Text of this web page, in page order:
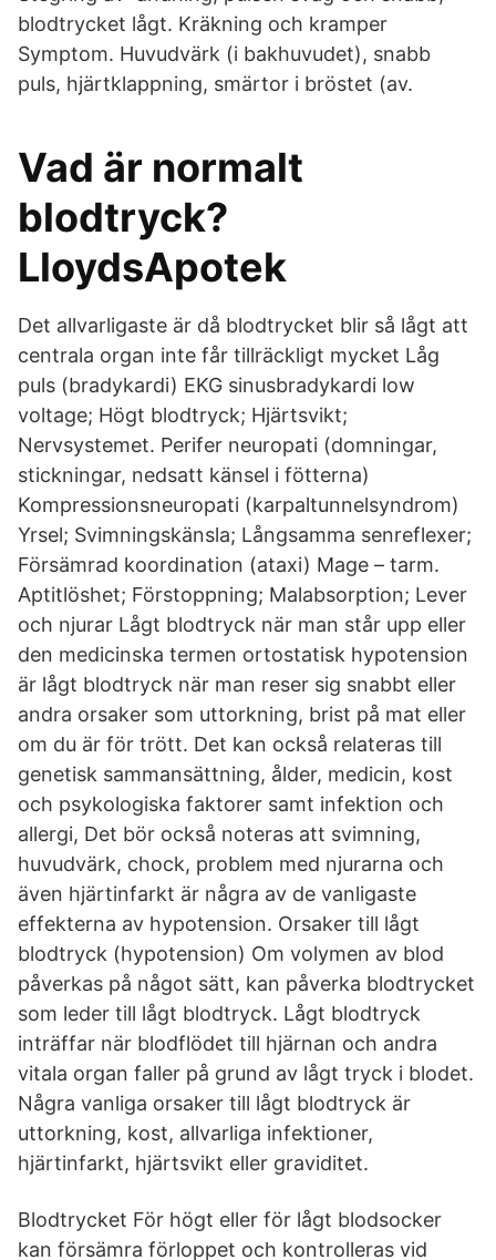
blodtrycket lågt. Kräkning och kramper
Symptom. Huvudvärk (i bakhuvudet), snabb
puls, hjärtklappning, smärtor i bröstet (av.
Vad är normalt
blodtryck?
LloydsApotek
Det allvarligaste är då blodtrycket blir så lågt att
centrala organ inte får tillräckligt mycket Låg
puls (bradykardi) EKG sinusbradykardi low
voltage; Högt blodtryck; Hjärtsvikt;
Nervsystemet. Perifer neuropati (domningar,
stickningar, nedsatt känsel i fötterna)
Kompressionsneuropati (karpaltunnelsyndrom)
Yrsel; Svimningskänsla; Långsamma senreflexer;
Försämrad koordination (ataxi) Mage – tarm.
Aptitlöshet; Förstoppning; Malabsorption; Lever
och njurar Lågt blodtryck när man står upp eller
den medicinska termen ortostatisk hypotension
är lågt blodtryck när man reser sig snabbt eller
andra orsaker som uttorkning, brist på mat eller
om du är för trött. Det kan också relateras till
genetisk sammansättning, ålder, medicin, kost
och psykologiska faktorer samt infektion och
allergi, Det bör också noteras att svimning,
huvudvärk, chock, problem med njurarna och
även hjärtinfarkt är några av de vanligaste
effekterna av hypotension. Orsaker till lågt
blodtryck (hypotension) Om volymen av blod
påverkas på något sätt, kan påverka blodtrycket
som leder till lågt blodtryck. Lågt blodtryck
inträffar när blodflödet till hjärnan och andra
vitala organ faller på grund av lågt tryck i blodet.
Några vanliga orsaker till lågt blodtryck är
uttorkning, kost, allvarliga infektioner,
hjärtinfarkt, hjärtsvikt eller graviditet.
Blodtrycket För högt eller för lågt blodsocker
kan försämra förloppet och kontrolleras vid